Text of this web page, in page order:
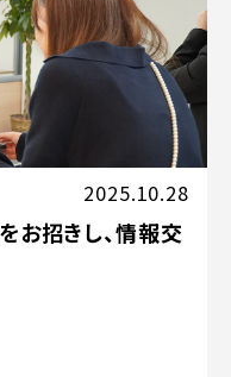
2025.10.28
お招きし、情報交